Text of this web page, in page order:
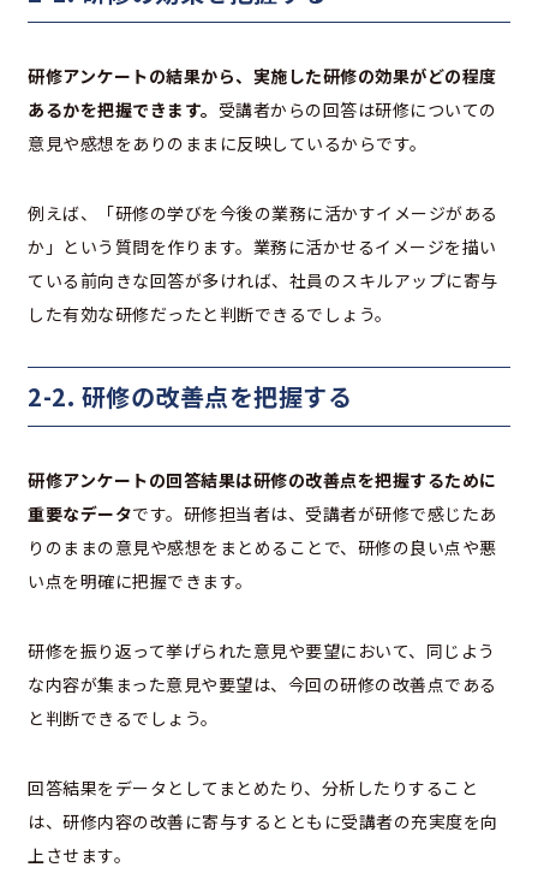
研修アンケートの結果から、実施した研修の効果がどの程度
あるかを把握できます。 受講者からの回答は研修についての
意見や感想をありのままに反映しているからです。
例えば、「研修の学びを今後の業務に活かすイメージがある
か」という質問を作ります。業務に活かせるイメージを描い
ている前向きな回答が多ければ、社員のスキルアップに寄与
した有効な研修だったと判断できるでしょう。
2-2. 研修の改善点を把握する
研修アンケートの回答結果は研修の改善点を把握するために
重要なデータです。研修担当者は、受講者が研修で感じたあ
りのままの意見や感想をまとめることで、研修の良い点や悪
い点を明確に把握できます。
研修を振り返って挙げられた意見や要望において、同じよう
な内容が集まった意見や要望は、今回の研修の改善点である
と判断できるでしょう。
回答結果をデータとしてまとめたり、分析したりすること
は、研修内容の改善に寄与するとともに受講者の充実度を向
上させます。